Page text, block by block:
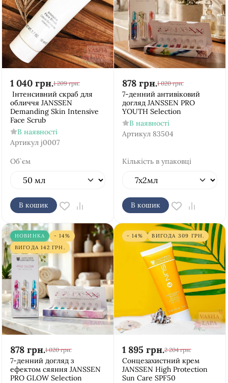
1 040 грн.1 209 грн.
Інтенсивний скраб для
обличчя JANSSEN
Demanding Skin Intensive
Face Scrub
В наявності
Артикул j0007
Об`єм
В кошик
878 грн.1 020 грн.
7-денний антивіковий
догляд JANSSEN PRO
YOUTH Selection
В наявності
Артикул 83504
Кількість в упаковці
В кошик
НОВИНКА
- 14%
ВИГОДА142 ГРН.
878 грн.1 020 грн.
7-денний догляд з
ефектом сяяння JANSSEN
PRO GLOW Selection
- 14% ВИГОДА 309 ГРН.
1 895 грн.2 204 грн.
Cонцезахистний крем
JANSSEN High Protection
Sun Care SPF50